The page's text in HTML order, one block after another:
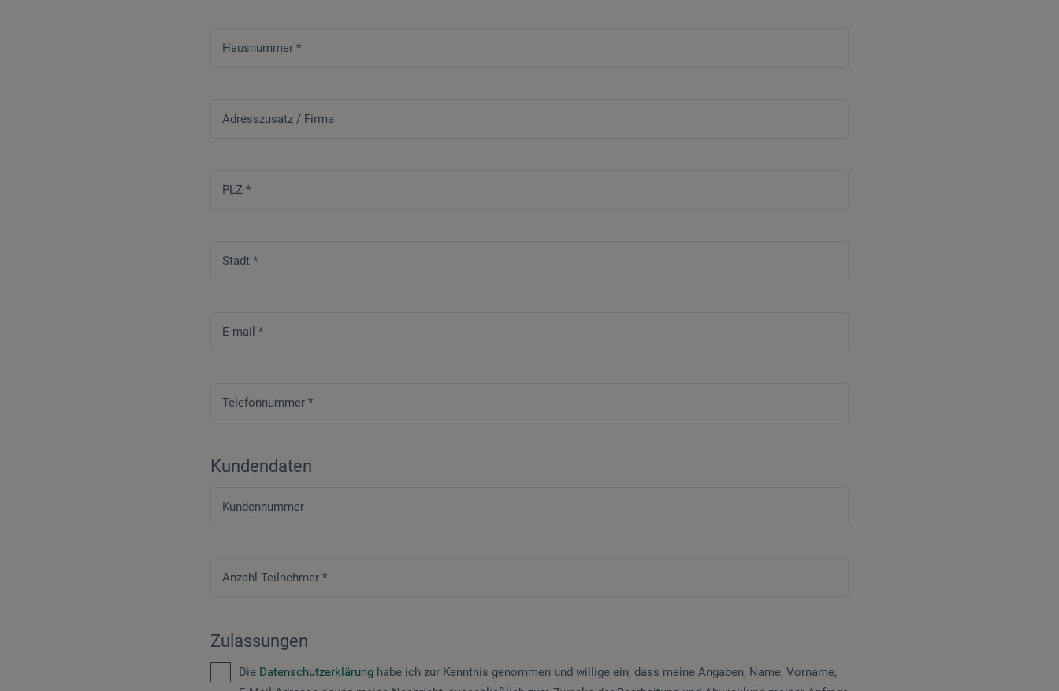
Hausnummer *
Adresszusatz / Firma
PLZ *
Stadt *
E-mail *
Telefonnummer *
Kundendaten
Kundennummer
Anzahl Teilnehmer *
Zulassungen
Die Datenschutzerklärung habe ich zur Kenntnis genommen und willige ein, dass meine Angaben, Name, Vorname,